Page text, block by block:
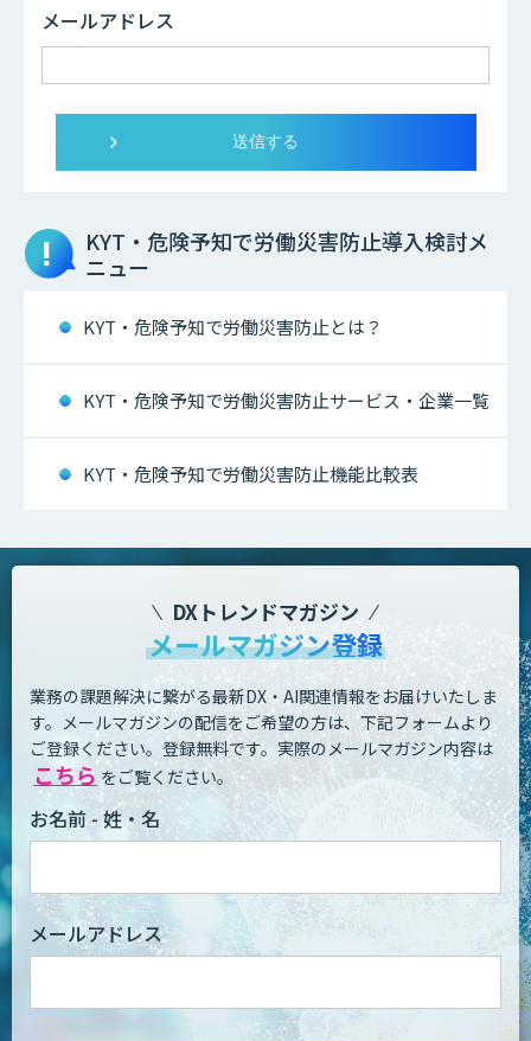
メールアドレス
KYT・危険予知で労働災害防止導入検討メ
ニュー
KYT・危険予知で労働災害防止とは？
KYT・危険予知で労働災害防止サービス・企業一覧
KYT・危険予知で労働災害防止機能比較表
DXトレンドマガジン
メールマガジン登録
業務の課題解決に繋がる最新DX・AI関連情報をお届けいたしま
す。 メールマガジンの配信をご希望の方は、下記フォームより
ご登録ください。登録無料です。 実際のメールマガジン内容は
こちら をご覧ください。
お名前 - 姓・名
メールアドレス